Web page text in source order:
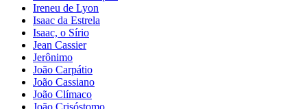
Ireneu de Lyon
Isaac da Estrela
Isaac, o Sírio
Jean Cassier
Jerônimo
João Carpátio
João Cassiano
João Clímaco
João Crisóstomo